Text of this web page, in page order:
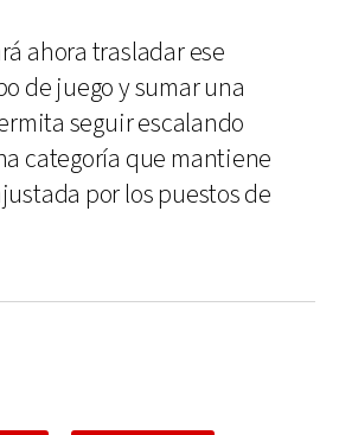
ahora trasladar ese
de juego y sumar una
seguir escalando
categoría que mantiene
por los puestos de